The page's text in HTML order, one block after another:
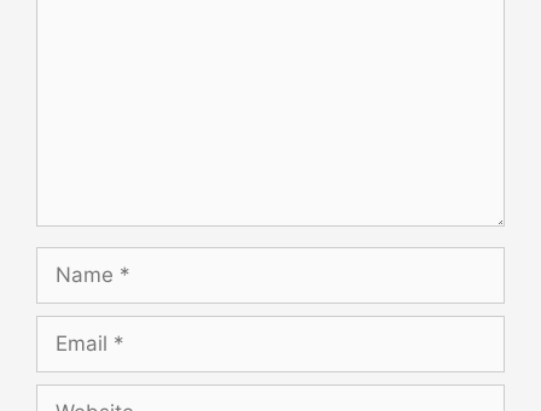
Name
Email
Website